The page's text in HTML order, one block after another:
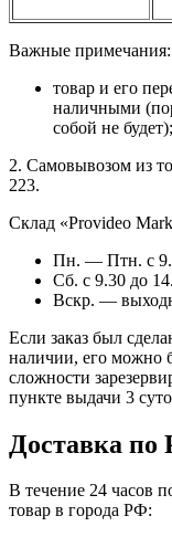
Важные примечания:
товар и его
наличными
собой не будет);
2. Самовывозом из
223.
Склад «Provideo
Пн. — Птн. с
Сб. с 9.30 до
Вскр. —
Если заказ был
наличии, его можно
сложности
пункте выдачи 3
Доставка по
В течение 24 часов
товар в города РФ: